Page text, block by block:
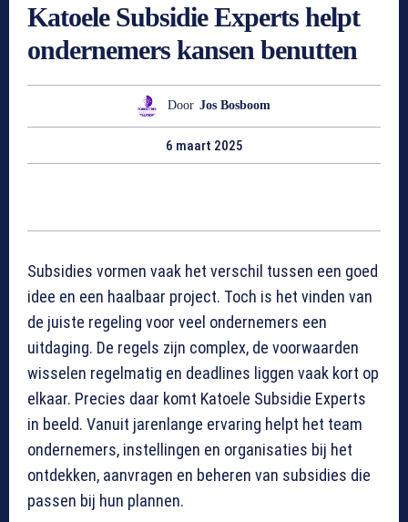
Katoele Subsidie Experts helpt
ondernemers kansen benutten
Door Jos Bosboom
6 maart 2025
Subsidies vormen vaak het verschil tussen een goed
idee en een haalbaar project. Toch is het vinden van
de juiste regeling voor veel ondernemers een
uitdaging. De regels zijn complex, de voorwaarden
wisselen regelmatig en deadlines liggen vaak kort op
elkaar. Precies daar komt Katoele Subsidie Experts
in beeld. Vanuit jarenlange ervaring helpt het team
ondernemers, instellingen en organisaties bij het
ontdekken, aanvragen en beheren van subsidies die
passen bij hun plannen.